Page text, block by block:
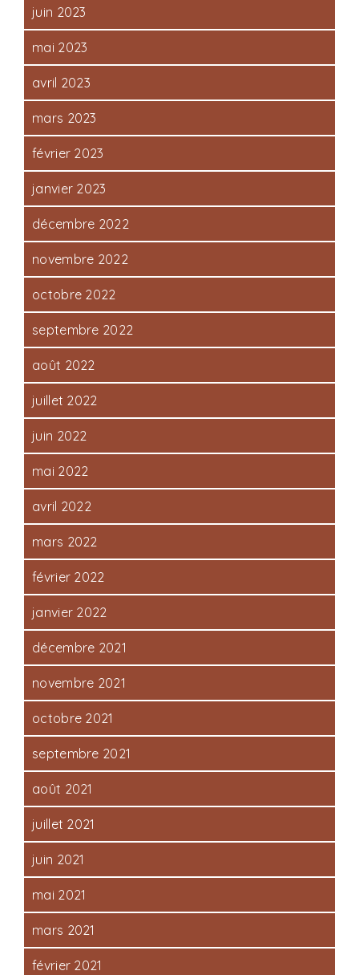
juin 2023
mai 2023
avril 2023
mars 2023
février 2023
janvier 2023
décembre 2022
novembre 2022
octobre 2022
septembre 2022
août 2022
juillet 2022
juin 2022
mai 2022
avril 2022
mars 2022
février 2022
janvier 2022
décembre 2021
novembre 2021
octobre 2021
septembre 2021
août 2021
juillet 2021
juin 2021
mai 2021
mars 2021
février 2021